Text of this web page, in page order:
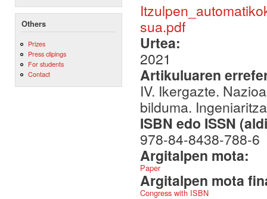
Others
Prizes
Press clipings
For students
Contact
sua.pdf
Urtea:
2021
Artikuluaren
IV. Ikergazte.
bilduma.
ISBN edo ISSN
978-84-8438-788-6
Argitalpen mota:
Paper
Argitalpen mota
Congress with ISBN